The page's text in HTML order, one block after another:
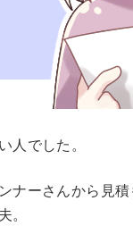
人でした。
ナーさんから見
。